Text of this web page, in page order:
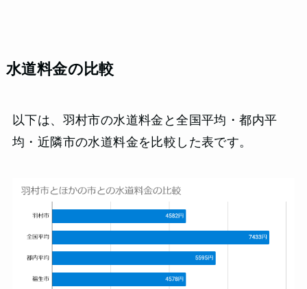
水道料金の比較
以下は、羽村市の水道料金と全国平均・都内平
均・近隣市の水道料金を比較した表です。